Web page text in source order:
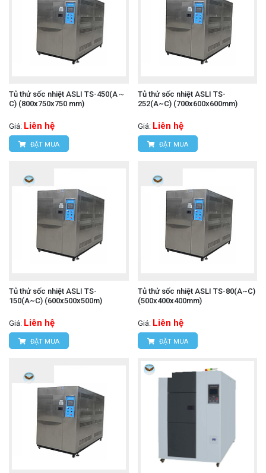
Tủ thử sốc nhiệt ASLI TS-450(A～
C) (800x750x750 mm)
Giá: Liên hệ
ĐẶT MUA
Tủ thử sốc nhiệt ASLI TS-
252(A~C) (700x600x600mm)
Giá: Liên hệ
ĐẶT MUA
Tủ thử sốc nhiệt ASLI TS-
150(A~C) (600x500x500m)
Giá: Liên hệ
ĐẶT MUA
Tủ thử sốc nhiệt ASLI TS-80(A~C)
(500x400x400mm)
Giá: Liên hệ
ĐẶT MUA